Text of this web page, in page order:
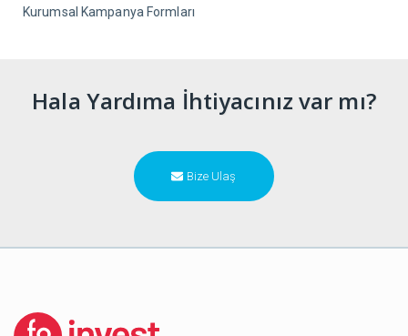
Kurumsal Kampanya Formları
Hala Yardıma İhtiyacınız var mı?
Bize Ulaş